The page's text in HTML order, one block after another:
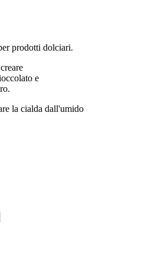
prodotti dolciari.
e
la cialda dall'umido